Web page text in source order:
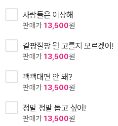
사람들은 이상해
판매가 13,500원
갈팡질팡 뭘 고를지 모르겠어!
판매가 13,500원
꽥꽥대면 안 돼?
판매가 13,500원
정말 정말 돕고 싶어!
판매가 13,500원